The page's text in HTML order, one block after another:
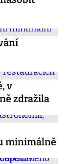
v
zdražila
minimálně